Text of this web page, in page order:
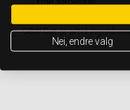
OBS! Det är alltid
Nei, endre valg